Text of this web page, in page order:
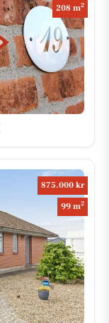
208 m2
875.000 kr
99 m2